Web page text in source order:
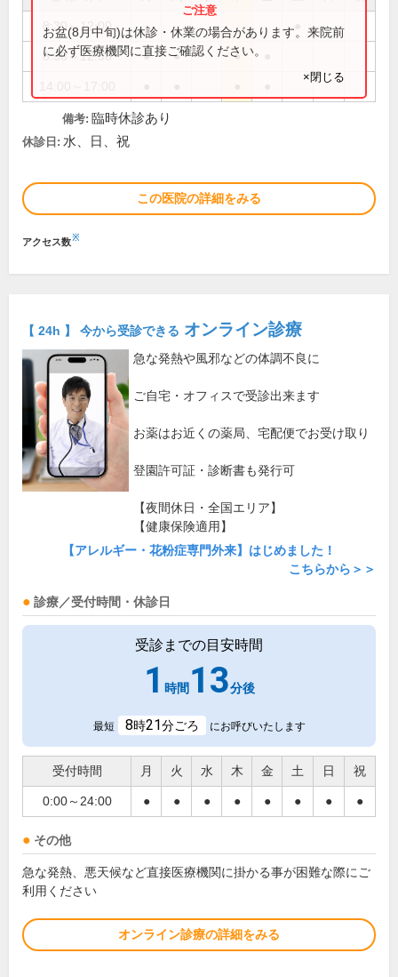
8:30～12:00
8:30～12:30 ● ● ●
お盆(8月中旬)は休診・休業の場合があります。来院前
に必ず医療機関に直接ご確認ください。
×閉じる
備考: 臨時休診あり
休診日: 水、日、祝
この医院の詳細をみる
アクセス数※
【 24h 】 今から受診できる オンライン診療
急な発熱や風邪などの体調不良に
ご自宅・オフィスで受診出来ます
お薬はお近くの薬局、宅配便でお受け取り
登園許可証・診断書も発行可
【夜間休日・全国エリア】
【健康保険適用】
【アレルギー・花粉症専門外来】はじめました！
こちらから＞＞
診療／受付時間・休診日
受診までの目安時間
1 時間13分後
最短 8時21分ごろ にお呼びいたします
受付時間 月 火 水 木 金 土 日 祝
0:00～24:00 ● ● ● ● ● ● ● ●
その他
急な発熱、悪天候など直接医療機関に掛かる事が困難な際にご
利用ください
オンライン診療の詳細をみる